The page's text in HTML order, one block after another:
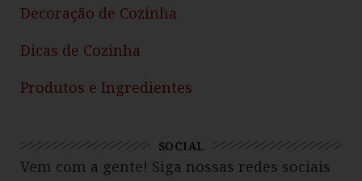
Decoração de Cozinha
Dicas de Cozinha
Produtos e Ingredientes
SOCIAL
Vem com a gente! Siga nossas redes sociais